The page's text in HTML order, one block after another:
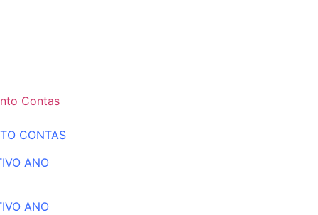
Contas
CONTAS
ANO
ANO